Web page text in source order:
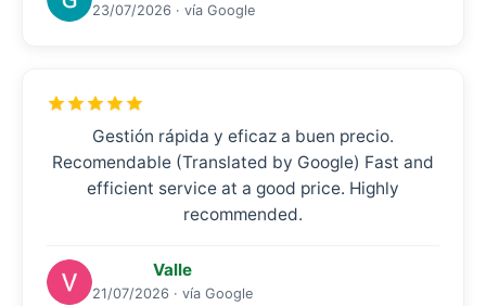
23/07/2026 · vía Google
Gestión rápida y eficaz a buen precio.
Recomendable (Translated by Google) Fast and
efficient service at a good price. Highly
recommended.
Valle
21/07/2026 · vía Google